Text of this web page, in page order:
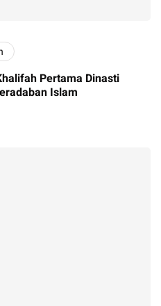
Pertama Dinasti
Islam